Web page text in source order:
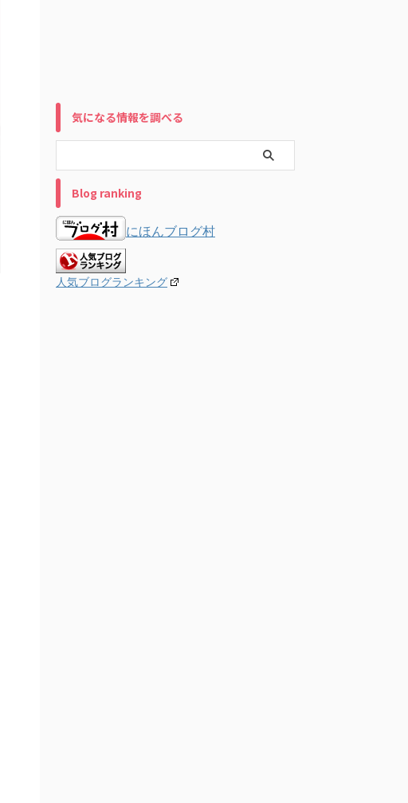
気になる情報を調べる
Blog ranking
にほんブログ村
人気ブログランキング